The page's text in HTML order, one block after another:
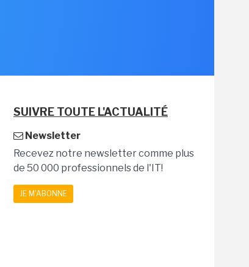
SUIVRE TOUTE L'ACTUALITÉ
Newsletter
Recevez notre newsletter comme plus
de 50 000 professionnels de l'IT!
JE M'ABONNE